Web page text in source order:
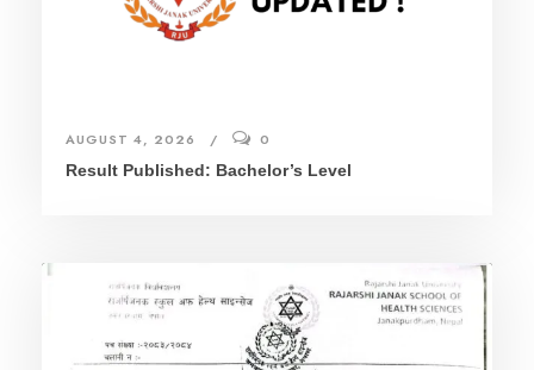
AUGUST 4, 2026
0
Result Published: Bachelor’s Level